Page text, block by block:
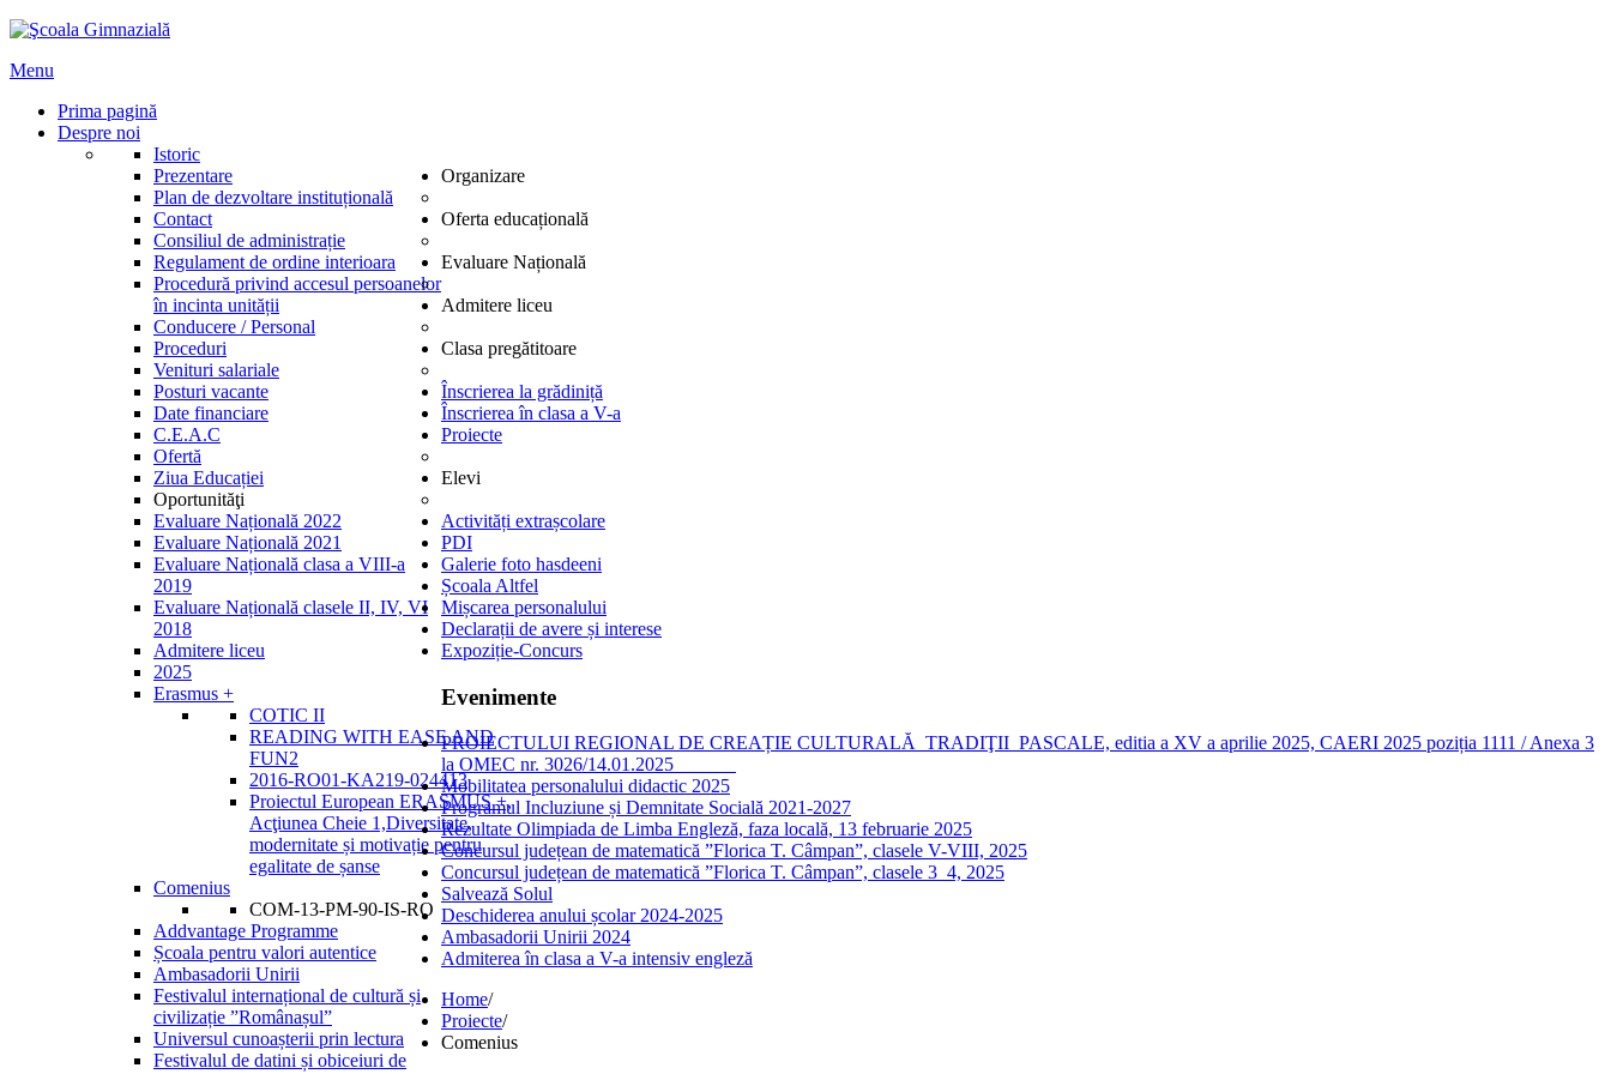
Menu
Prima pagină
Despre noi
Istoric
Prezentare
Plan de dezvoltare instituțională
Contact
Organizare
Consiliul de administrație
Regulament de ordine interioara
Procedură privind accesul persoanelor
în incinta unității
Conducere / Personal
Proceduri
Venituri salariale
Posturi vacante
Date financiare
C.E.A.C
Oferta educațională
Ofertă
Ziua Educației
Oportunităţi
Evaluare Națională
Evaluare Națională 2022
Evaluare Națională 2021
Evaluare Națională clasa a VIII-a
2019
Evaluare Națională clasele II, IV, VI
2018
Admitere liceu
Admitere liceu
Clasa pregătitoare
2025
Înscrierea la grădiniță
Înscrierea în clasa a V-a
Proiecte
Erasmus +
COTIC II
READING WITH EASE AND
FUN2
2016-RO01-KA219-024413
Proiectul European ERASMUS +,
Acţiunea Cheie 1,Diversitate,
modernitate și motivație pentru
egalitate de șanse
Comenius
COM-13-PM-90-IS-RO
Addvantage Programme
Școala pentru valori autentice
Ambasadorii Unirii
Festivalul internațional de cultură și
civilizație ”Românașul”
Universul cunoașterii prin lectura
Festivalul de datini și obiceiuri de
Elevi
Activități extrașcolare
PDI
Galerie foto hasdeeni
Școala Altfel
Mișcarea personalului
Declarații de avere și interese
Expoziție-Concurs
Evenimente
PROIECTULUI REGIONAL DE CREAȚIE CULTURALĂ TRADIŢII PASCALE, editia a XV a aprilie 2025, CAERI 2025 poziția 1111 / Anexa 3
la OMEC nr. 3026/14.01.2025
Mobilitatea personalului didactic 2025
Programul Incluziune și Demnitate Socială 2021-2027
Rezultate Olimpiada de Limba Engleză, faza locală, 13 februarie 2025
Concursul județean de matematică ”Florica T. Câmpan”, clasele V-VIII, 2025
Concursul județean de matematică ”Florica T. Câmpan”, clasele 3_4, 2025
Salvează Solul
Deschiderea anului școlar 2024-2025
Ambasadorii Unirii 2024
Admiterea în clasa a V-a intensiv engleză
Home/
Proiecte/
Comenius